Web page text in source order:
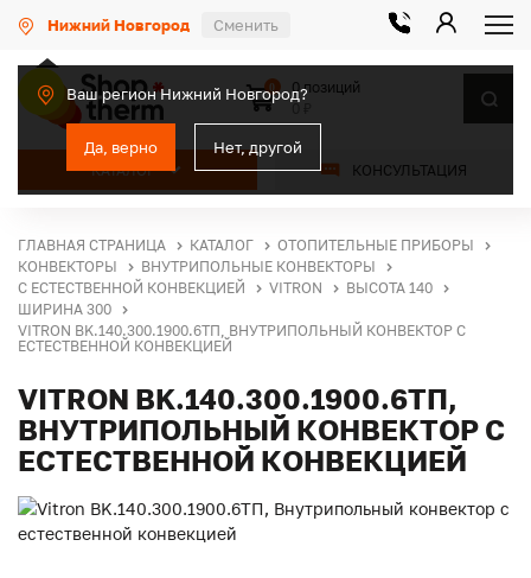
Нижний Новгород Сменить
Ваш регион Нижний Новгород?
Да, верно Нет, другой
КАТАЛОГ КОНСУЛЬТАЦИЯ
0
0 позиций
ГЛАВНАЯ СТРАНИЦА КАТАЛОГ
ОТОПИТЕЛЬНЫЕ ПРИБОРЫ
КОНВЕКТОРЫ
ВНУТРИПОЛЬНЫЕ КОНВЕКТОРЫ
С ЕСТЕСТВЕННОЙ КОНВЕКЦИЕЙ
VITRON
ВЫСОТА 140
ШИРИНА 300
VITRON BK.140.300.1900.6ТП, ВНУТРИПОЛЬНЫЙ КОНВЕКТОР С
ЕСТЕСТВЕННОЙ КОНВЕКЦИЕЙ
VITRON BK.140.300.1900.6ТП,
ВНУТРИПОЛЬНЫЙ КОНВЕКТОР С
ЕСТЕСТВЕННОЙ КОНВЕКЦИЕЙ